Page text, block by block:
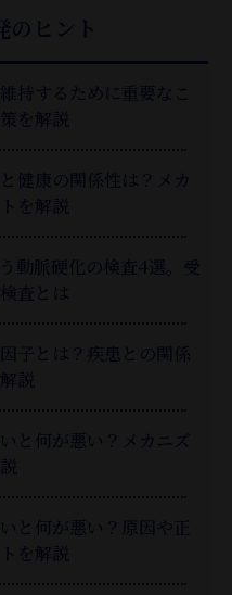
のヒント
持するために重要なこ
を解説
健康の関係性は？メカ
を解説
動脈硬化の検査4選。受
査とは
子とは？疾患との関係
説
と何が悪い？メカニズ
と何が悪い？原因や正
を解説